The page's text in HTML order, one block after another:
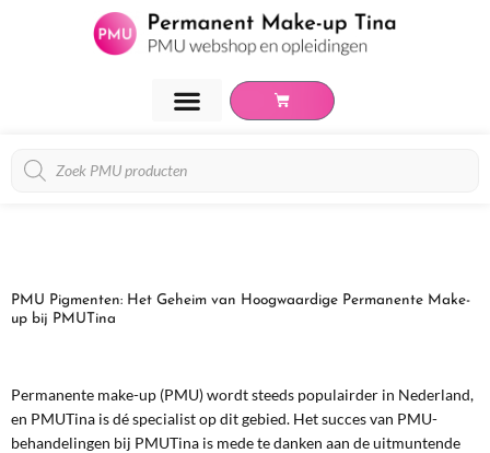
Winkelwagen
zoeken
PMU Pigmenten: Het Geheim van Hoogwaardige Permanente Make-
up bij PMUTina
Permanente make-up (PMU) wordt steeds populairder in Nederland,
en PMUTina is dé specialist op dit gebied. Het succes van PMU-
behandelingen bij PMUTina is mede te danken aan de uitmuntende